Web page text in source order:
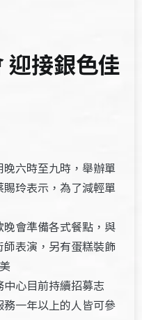
迎接銀色佳
六時至九時，舉辦單
玲表示，為了減輕單
晚會準備各式餐點，與
表演，另有蛋糕裝飾
心目前持續招募志
一年以上的人皆可參